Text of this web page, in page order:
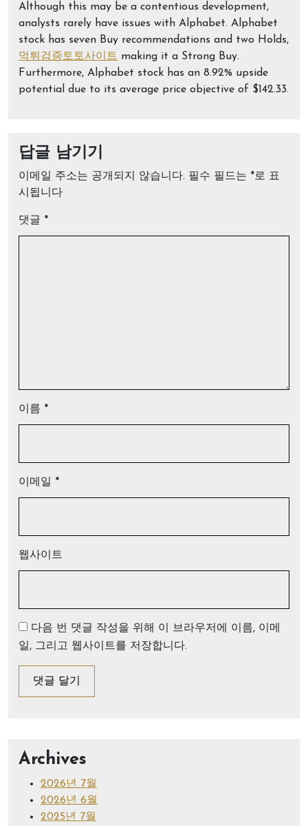
Although this may be a contentious development,
analysts rarely have issues with Alphabet. Alphabet
stock has seven Buy recommendations and two Holds,
먹튀검증토토사이트 making it a Strong Buy.
Furthermore, Alphabet stock has an 8.92% upside
potential due to its average price objective of $142.33.
답글 남기기
이메일 주소는 공개되지 않습니다. 필수 필드는 *로 표
시됩니다
댓글 *
이름 *
이메일 *
웹사이트
다음 번 댓글 작성을 위해 이 브라우저에 이름, 이메
일, 그리고 웹사이트를 저장합니다.
Archives
2026년 7월
2026년 6월
2025년 7월